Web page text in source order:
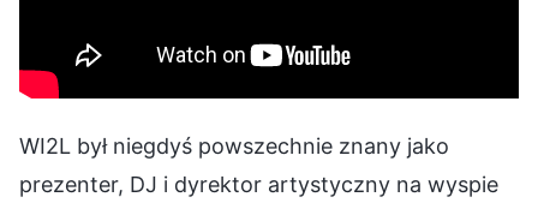
WI2L był niegdyś powszechnie znany jako
prezenter, DJ i dyrektor artystyczny na wyspie